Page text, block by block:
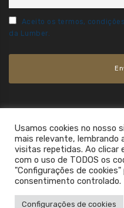
Aceito os termos,
da Lumber.
Usamos cookies no nosso
mais relevante, lembrando
visitas repetidas. Ao clicar
com o uso de TODOS os
"Configurações de
consentimento controlado.
Configurações de cookies